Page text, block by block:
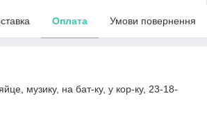
Оплата Умови повернення
музику, на бат-ку, у кор-ку, 23-18-